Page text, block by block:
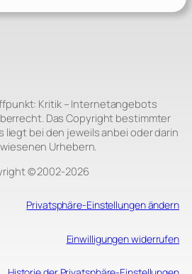
Kritik – Internetangebots
Das Copyright bestimmter
liegt bei den jeweils anbei oder darin
Urhebern.
© 2002‑2026
Privatsphäre-Einstellungen ändern
Einwilligungen widerrufen